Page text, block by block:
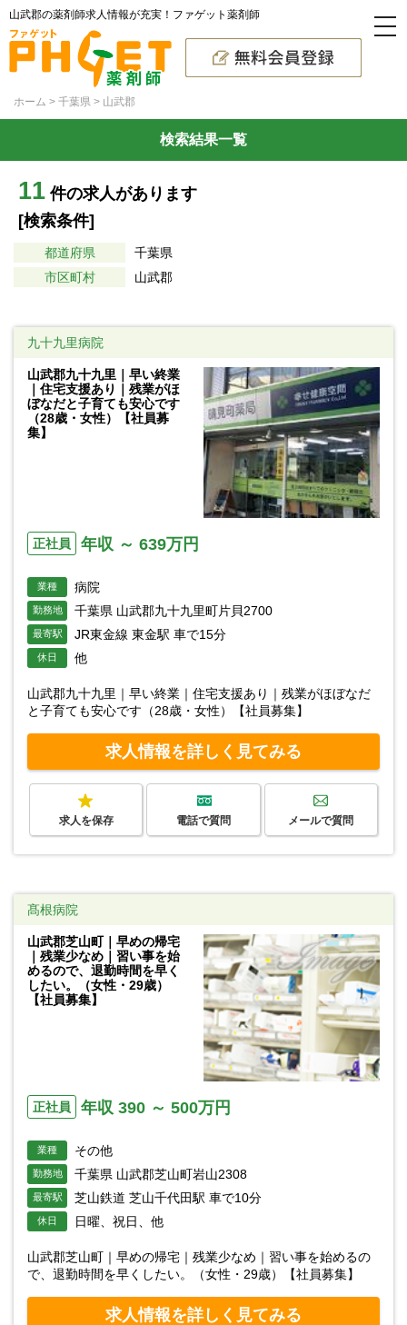
山武郡の薬剤師求人情報が充実！ファゲット薬剤師
ホーム 千葉県 山武郡
検索結果一覧
11 件の求人があります
[検索条件]
都道府県
千葉県
市区町村
山武郡
九十九里病院
山武郡九十九里｜早い終業
｜住宅支援あり｜残業がほ
ぼなだと子育ても安心です
（28歳・女性）【社員募
集】
正社員 年収 ～ 639万円
業種 病院
勤務地 千葉県 山武郡九十九里町片貝2700
最寄駅 JR東金線 東金駅 車で15分
休日 他
山武郡九十九里｜早い終業｜住宅支援あり｜残業がほぼなだ
と子育ても安心です（28歳・女性）【社員募集】
求人情報を詳しく見てみる
求人を保存 電話で質問 メールで質問
髙根病院
山武郡芝山町｜早めの帰宅
｜残業少なめ｜習い事を始
めるので、退勤時間を早く
したい。（女性・29歳）
【社員募集】
正社員 年収 390 ～ 500万円
業種 その他
勤務地 千葉県 山武郡芝山町岩山2308
最寄駅 芝山鉄道 芝山千代田駅 車で10分
休日 日曜、祝日、他
山武郡芝山町｜早めの帰宅｜残業少なめ｜習い事を始めるの
で、退勤時間を早くしたい。（女性・29歳）【社員募集】
求人情報を詳しく見てみる